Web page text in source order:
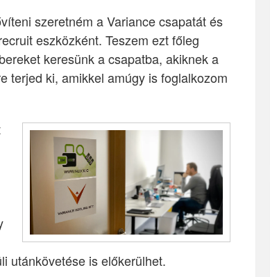
szeretném a Variance csapatát és
eszközként. Teszem ezt főleg
keresünk a csapatba, akiknek a
terjed ki, amikkel amúgy is foglalkozom
utánkövetése is előkerülhet.